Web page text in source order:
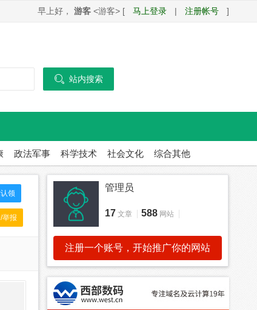
早上好， 游客 <游客> [ 马上登录 | 注册帐号 ]
 站内搜索
政法军事 科学技术 社会文化 综合其他
领
举报
管理员
17 文章 588 网站
注册一个账号，开始推广你的网站